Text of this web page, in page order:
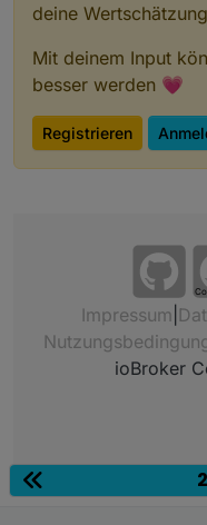
deine
Mit deinem Input
besser werden 💗
Registrieren
Impressum
ioBroker